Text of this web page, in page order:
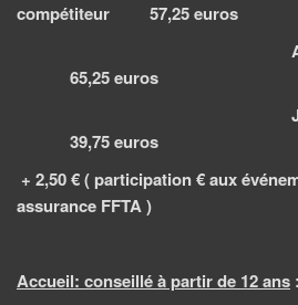
compétiteur 57,25 euros
Adulte
65,25 euros
39,75 euros
+ 2,50 € ( participation € aux
assurance FFTA )
Accueil: conseillé à partir de 12 ans :